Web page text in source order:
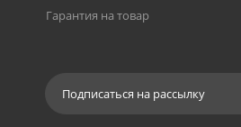
Гарантия на товар
Подписаться на рассылку